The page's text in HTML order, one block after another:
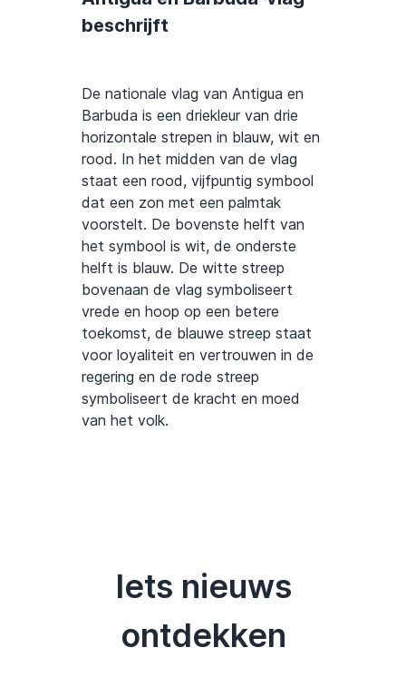
beschrijft
De nationale vlag van Antigua en
Barbuda is een driekleur van drie
horizontale strepen in blauw, wit en
rood. In het midden van de vlag
staat een rood, vijfpuntig symbool
dat een zon met een palmtak
voorstelt. De bovenste helft van
het symbool is wit, de onderste
helft is blauw. De witte streep
bovenaan de vlag symboliseert
vrede en hoop op een betere
toekomst, de blauwe streep staat
voor loyaliteit en vertrouwen in de
regering en de rode streep
symboliseert de kracht en moed
van het volk.
Iets nieuws
ontdekken